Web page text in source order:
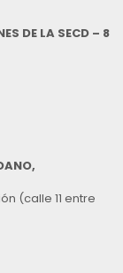
DE LA SECD – 8
(calle 11 entre